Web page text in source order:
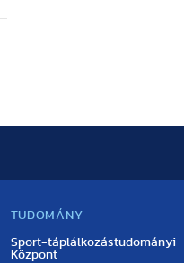
TUDOMÁNY
Sport-táplálkozástudományi
Központ